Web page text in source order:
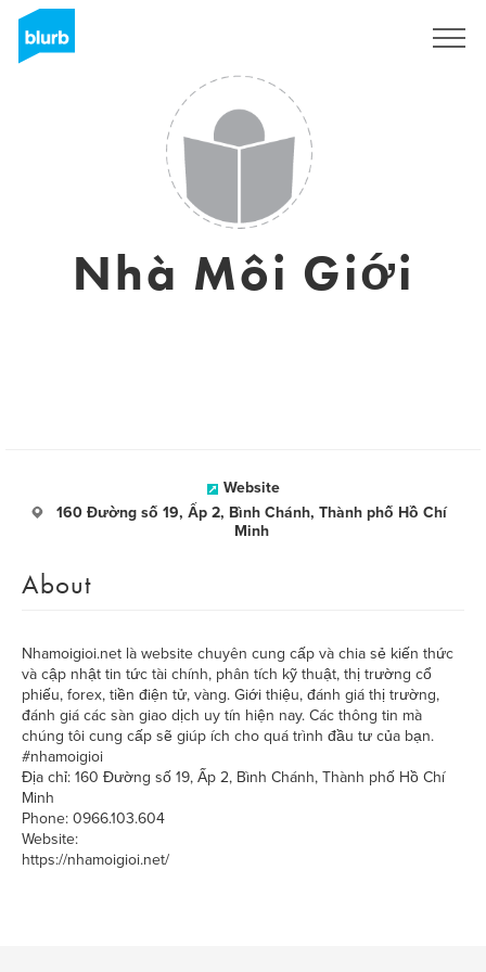
Nhà Môi Giới
Website
160 Đường số 19, Ấp 2, Bình Chánh, Thành phố Hồ Chí
Minh
About
Nhamoigioi.net là website chuyên cung cấp và chia sẻ kiến thức
và cập nhật tin tức tài chính, phân tích kỹ thuật, thị trường cổ
phiếu, forex, tiền điện tử, vàng. Giới thiệu, đánh giá thị trường,
đánh giá các sàn giao dịch uy tín hiện nay. Các thông tin mà
chúng tôi cung cấp sẽ giúp ích cho quá trình đầu tư của bạn.
#nhamoigioi
Địa chỉ: 160 Đường số 19, Ấp 2, Bình Chánh, Thành phố Hồ Chí
Minh
Phone: 0966.103.604
Website:
https://nhamoigioi.net/